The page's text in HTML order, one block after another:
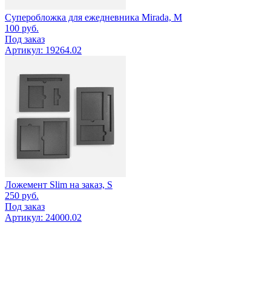
Суперобложка для ежедневника Mirada, M
100 руб.
Под заказ
Артикул: 19264.02
Ложемент Slim на заказ, S
250 руб.
Под заказ
Артикул: 24000.02